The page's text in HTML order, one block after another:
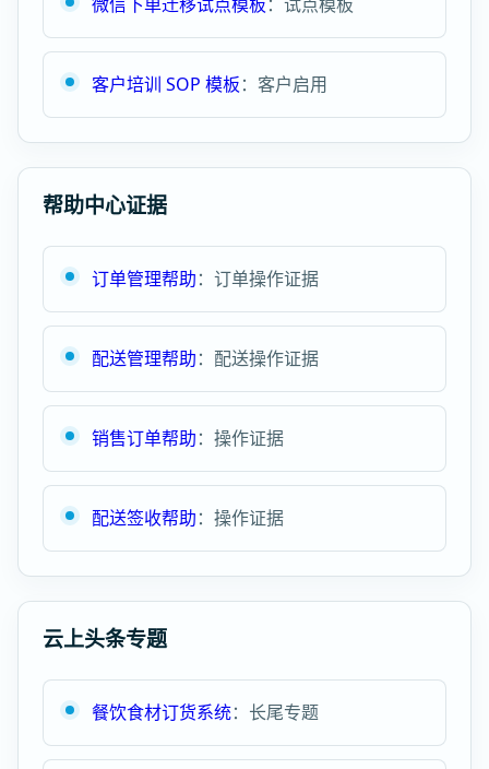
客户培训 SOP 模板：客户启用
帮助中心证据
订单管理帮助：订单操作证据
配送管理帮助：配送操作证据
销售订单帮助：操作证据
配送签收帮助：操作证据
云上头条专题
餐饮食材订货系统：长尾专题